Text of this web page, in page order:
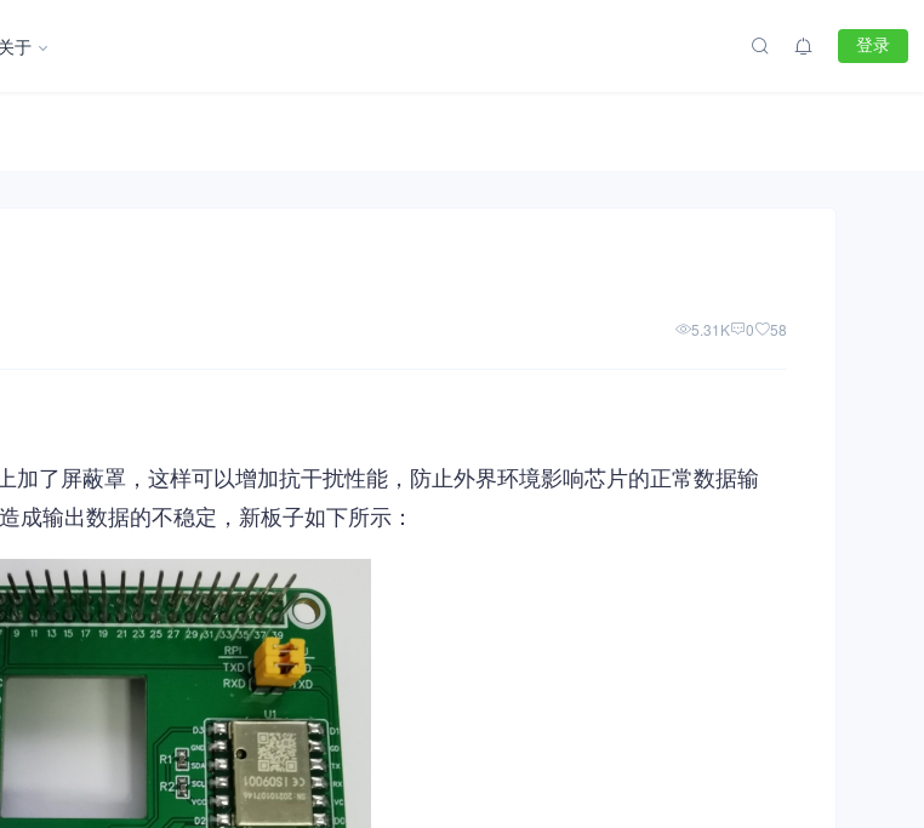
关于 登录
5.31K 0 58
了屏蔽罩，这样可以增加抗干扰性能，防止外界环境影响芯片的正常数据输
成输出数据的不稳定，新板子如下所示：